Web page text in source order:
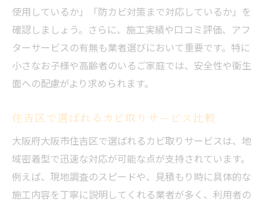
使用しているか」「防カビ対策まで対応しているか」を
確認しましょう。さらに、施工実績や口コミ評価、アフ
ターサービスの有無も業者選びにおいて重要です。特に
小さなお子様や高齢者のいるご家庭では、安全性や衛生
面への配慮がより求められます。
住吉区で選ばれるカビ取りサービス比較
大阪府大阪市住吉区で選ばれるカビ取りサービスは、地
域密着型で迅速な対応が可能な点が支持されています。
例えば、現地調査のスピードや、見積もり時に具体的な
施工内容を丁寧に説明してくれる業者が多く、利用者の